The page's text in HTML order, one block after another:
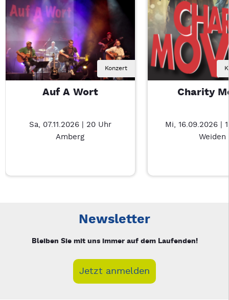
Konzert
Auf A Wort
Sa, 07.11.2026 | 20 Uhr
Amberg
Charity
Mi, 16.09.2026 |
Weiden
Newsletter
Bleiben Sie mit uns immer auf dem Laufenden!
Jetzt anmelden